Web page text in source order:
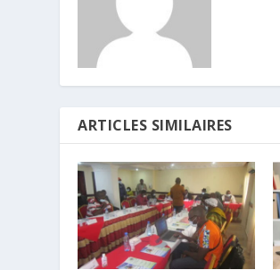
ARTICLES SIMILAIRES